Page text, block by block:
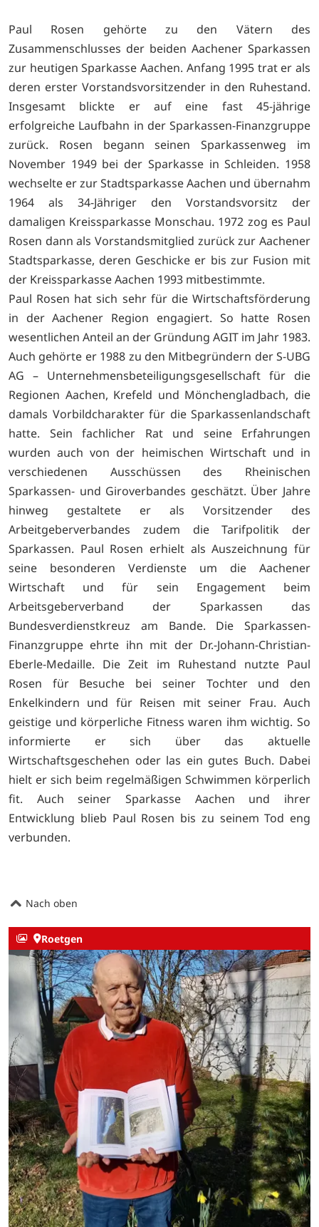
Paul Rosen gehörte zu den Vätern des
Zusammenschlusses der beiden Aachener Sparkassen
zur heutigen Sparkasse Aachen. Anfang 1995 trat er als
deren erster Vorstandsvorsitzender in den Ruhestand.
Insgesamt blickte er auf eine fast 45-jährige
erfolgreiche Laufbahn in der Sparkassen-Finanzgruppe
zurück. Rosen begann seinen Sparkassenweg im
November 1949 bei der Sparkasse in Schleiden. 1958
wechselte er zur Stadtsparkasse Aachen und übernahm
1964 als 34-Jähriger den Vorstandsvorsitz der
damaligen Kreissparkasse Monschau. 1972 zog es Paul
Rosen dann als Vorstandsmitglied zurück zur Aachener
Stadtsparkasse, deren Geschicke er bis zur Fusion mit
der Kreissparkasse Aachen 1993 mitbestimmte.
Paul Rosen hat sich sehr für die Wirtschaftsförderung
in der Aachener Region engagiert. So hatte Rosen
wesentlichen Anteil an der Gründung AGIT im Jahr 1983.
Auch gehörte er 1988 zu den Mitbegründern der S-UBG
AG – Unternehmensbeteiligungsgesellschaft für die
Regionen Aachen, Krefeld und Mönchengladbach, die
damals Vorbildcharakter für die Sparkassenlandschaft
hatte. Sein fachlicher Rat und seine Erfahrungen
wurden auch von der heimischen Wirtschaft und in
verschiedenen Ausschüssen des Rheinischen
Sparkassen- und Giroverbandes geschätzt. Über Jahre
hinweg gestaltete er als Vorsitzender des
Arbeitgeberverbandes zudem die Tarifpolitik der
Sparkassen. Paul Rosen erhielt als Auszeichnung für
seine besonderen Verdienste um die Aachener
Wirtschaft und für sein Engagement beim
Arbeitsgeberverband der Sparkassen das
Bundesverdienstkreuz am Bande. Die Sparkassen-
Finanzgruppe ehrte ihn mit der Dr.-Johann-Christian-
Eberle-Medaille. Die Zeit im Ruhestand nutzte Paul
Rosen für Besuche bei seiner Tochter und den
Enkelkindern und für Reisen mit seiner Frau. Auch
geistige und körperliche Fitness waren ihm wichtig. So
informierte er sich über das aktuelle
Wirtschaftsgeschehen oder las ein gutes Buch. Dabei
hielt er sich beim regelmäßigen Schwimmen körperlich
fit. Auch seiner Sparkasse Aachen und ihrer
Entwicklung blieb Paul Rosen bis zu seinem Tod eng
verbunden.
Nach oben
Roetgen